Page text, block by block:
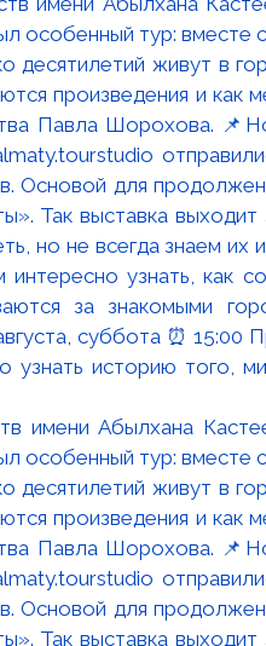
имени Абылхана
тур: вместе с
живут в
произведения и как
Павла Шорохова.
Основой для
Так выставка выходит